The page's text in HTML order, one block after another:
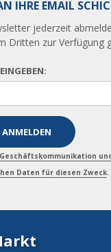
IHRE EMAIL
jederzeit
Dritten zur Verfügung
Geschäftskommunikation
Daten für diesen Zweck.